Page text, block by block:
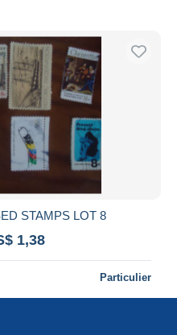
STAMPS LOT 8
1,38
Particulier